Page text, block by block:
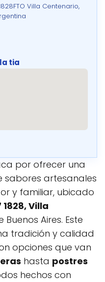
Villa Centenario,
tia
por ofrecer una
sabores artesanales
y familiar, ubicado
Villa
Buenos Aires. Este
tradición y calidad
opciones que van
hasta postres
hechos con